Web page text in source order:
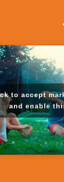
to accept
and enable